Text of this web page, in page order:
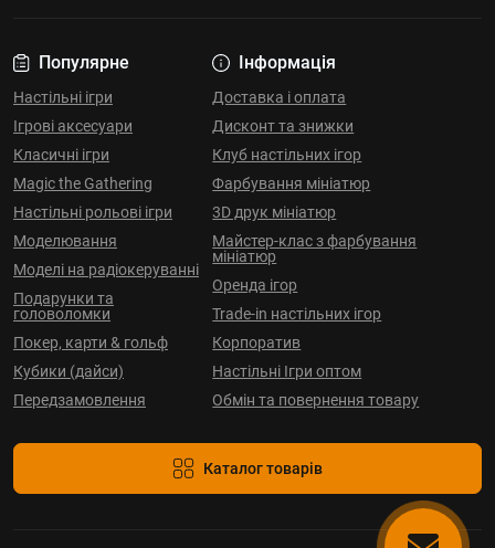
Популярне
Настільні ігри
Ігрові аксесуари
Класичні ігри
Magic the Gathering
Настільні рольові ігри
Моделювання
Моделі на радіокеруванні
Подарунки та
головоломки
Покер, карти & гольф
Кубики (дайси)
Передзамовлення
Інформація
Доставка і оплата
Дисконт та знижки
Клуб настільних ігор
Фарбування мініатюр
3D друк мініатюр
Майстер-клас з фарбування
мініатюр
Оренда ігор
Trade-in настільних ігор
Корпоратив
Настільні Ігри оптом
Обмін та повернення товару
Каталог товарів